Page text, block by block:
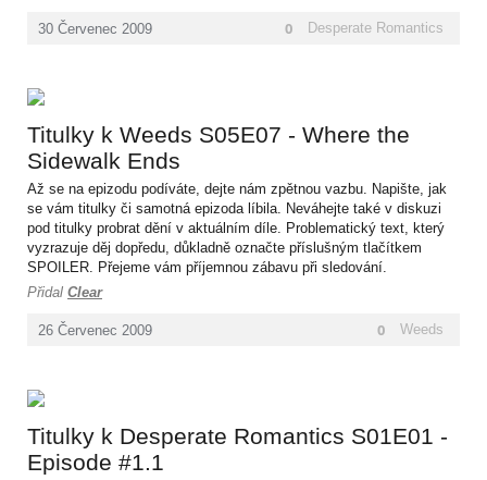
30 Červenec 2009 0 Desperate Romantics
26 Červenec 2009
Titulky k Weeds S05E07 - Where the
Sidewalk Ends
Až se na epizodu podíváte, dejte nám zpětnou vazbu. Napište, jak
se vám titulky či samotná epizoda líbila. Neváhejte také v diskuzi
pod titulky probrat dění v aktuálním díle. Problematický text, který
vyzrazuje děj dopředu, důkladně označte příslušným tlačítkem
SPOILER. Přejeme vám příjemnou zábavu při sledování.
Přidal Clear
0 Weeds
Titulky k Desperate Romantics S01E01 -
Episode #1.1